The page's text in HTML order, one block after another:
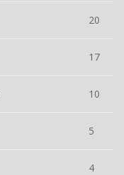
20
17
10
5
4